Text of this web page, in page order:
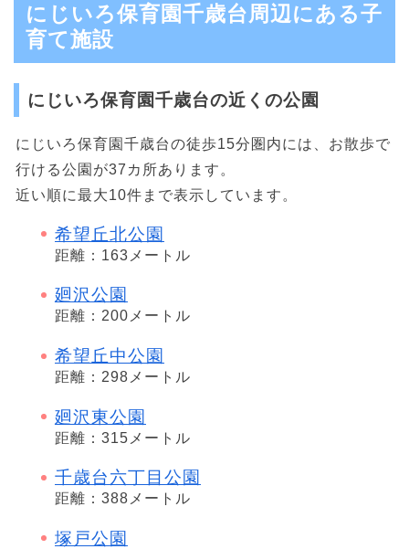
にじいろ保育園千歳台周辺にある子
育て施設
にじいろ保育園千歳台の近くの公園
にじいろ保育園千歳台の徒歩15分圏内には、お散歩で
行ける公園が37カ所あります。
近い順に最大10件まで表示しています。
希望丘北公園
距離：163メートル
廻沢公園
距離：200メートル
希望丘中公園
距離：298メートル
廻沢東公園
距離：315メートル
千歳台六丁目公園
距離：388メートル
塚戸公園